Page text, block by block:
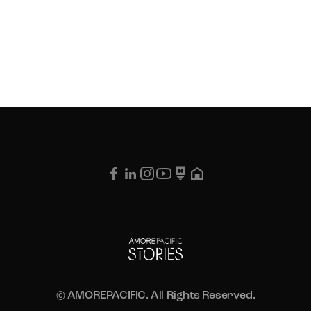
© AMOREPACIFIC. All Rights Reserved.